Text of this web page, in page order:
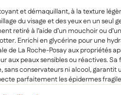
et démaquillant, à la texture
du visage et des yeux en un seul
retiré à l’aide d’un mouchoir ou
Enrichi en glycérine pour une
de La Roche-Posay aux propriétés
aux peaux sensibles ou réactives. Sa
sans conservateurs ni alcool, garantit
parfaitement les épidermes